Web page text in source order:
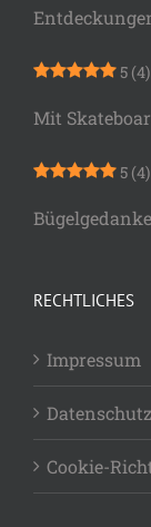
5 (4)
Mit
5 (4)
RECHTLICHES
Impressum
Cookie-